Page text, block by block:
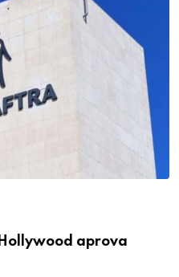
aprova